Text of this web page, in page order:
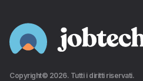
Copyright© 2026. Tutti i diritti riservati.